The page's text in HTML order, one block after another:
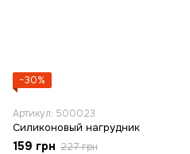
−30%
Артикул: 500023
Силиконовый нагрудник
159 грн 227 грн